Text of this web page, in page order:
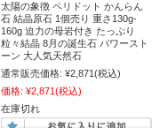
太陽の象徴 ペリドット かんらん
石 結晶原石 1個売り 重さ130g-
160g 迫力の母岩付き たっぷり
粒々結晶 8月の誕生石 パワースト
ーン 大人気天然石
通常販売価格: ¥2,871(税込)
価格: ¥2,871(税込)
在庫切れ